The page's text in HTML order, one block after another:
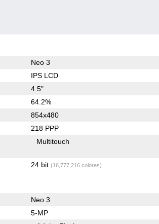
Neo 3
IPS LCD
4.5"
64.2%
854x480
218 PPP
Multitouch
24 bit (16,777,216 colores)
Neo 3
5-MP